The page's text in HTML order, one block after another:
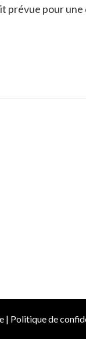
prévue pour
| Politique de